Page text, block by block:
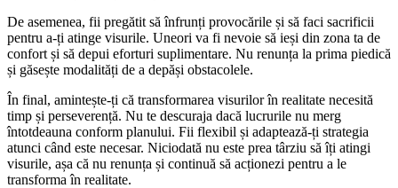
De asemenea, fii pregătit să înfrunți provocările și să faci sacrificii
pentru a-ți atinge visurile. Uneori va fi nevoie să ieși din zona ta de
confort și să depui eforturi suplimentare. Nu renunța la prima piedică
și găsește modalități de a depăși obstacolele.
În final, amintește-ți că transformarea visurilor în realitate necesită
timp și perseverență. Nu te descuraja dacă lucrurile nu merg
întotdeauna conform planului. Fii flexibil și adaptează-ți strategia
atunci când este necesar. Niciodată nu este prea târziu să îți atingi
visurile, așa că nu renunța și continuă să acționezi pentru a le
transforma în realitate.